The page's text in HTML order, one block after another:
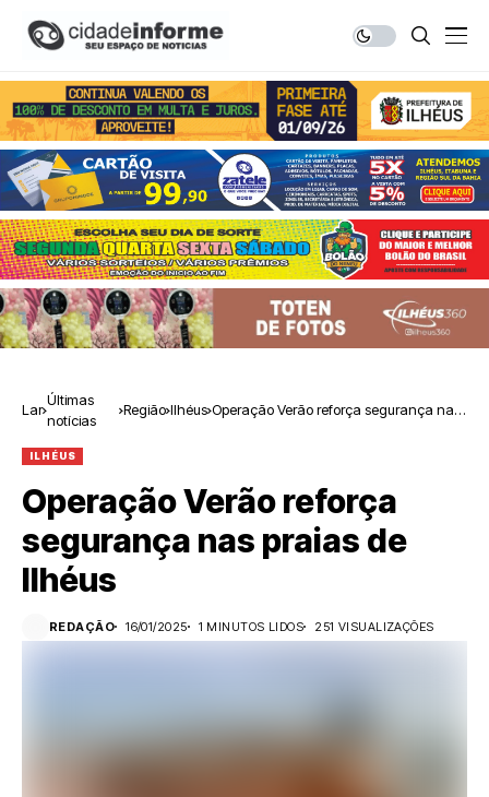
Lar
Últimas
notícias
Região Ilhéus Operação Verão reforça segurança nas
ILHÉUS
Operação Verão reforça
segurança nas praias de
Ilhéus
REDAÇÃO 16/01/2025 1 MINUTOS LIDOS 251 VISUALIZAÇÕES